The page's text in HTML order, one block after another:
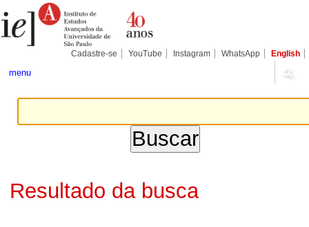
para
conteúdo.
Pessoais
Cadastre-se YouTube Instagram WhatsApp English
menu
Resultado da busca